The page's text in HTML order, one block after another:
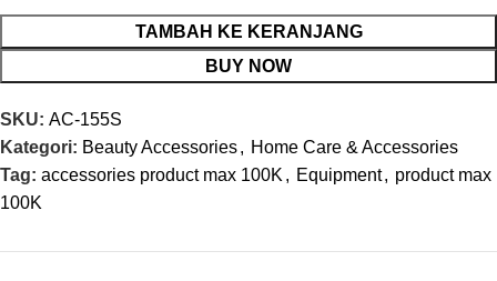
TAMBAH KE KERANJANG
BUY NOW
SKU: AC-155S
Kategori: Beauty Accessories, Home Care & Accessories
Tag: accessories product max 100K , Equipment, product max
100K